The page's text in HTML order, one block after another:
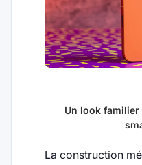
Un look
La construction